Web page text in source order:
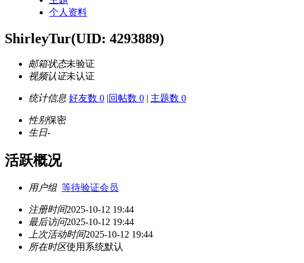
个人资料
ShirleyTur(UID: 4293889)
邮箱状态未验证
视频认证未认证
统计信息 好友数 0 |回帖数 0 | 主题数 0
性别保密
生日-
活跃概况
用户组 等待验证会员
注册时间2025-10-12 19:44
最后访问2025-10-12 19:44
上次活动时间2025-10-12 19:44
所在时区使用系统默认